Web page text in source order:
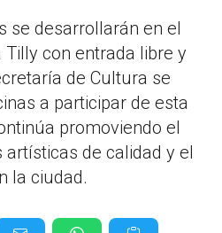
se desarrollarán en el
con entrada libre y
de Cultura se
a participar de esta
promoviendo el
de calidad y el
la ciudad.